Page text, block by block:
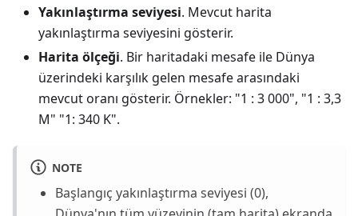
Yakınlaştırma seviyesi. Mevcut harita
yakınlaştırma seviyesini gösterir.
Harita ölçeği. Bir haritadaki mesafe ile Dünya
üzerindeki karşılık gelen mesafe arasındaki
mevcut oranı gösterir. Örnekler: "1 : 3 000", "1 : 3,3
M" "1: 340 K".
NOTE
Başlangıç yakınlaştırma seviyesi (0),